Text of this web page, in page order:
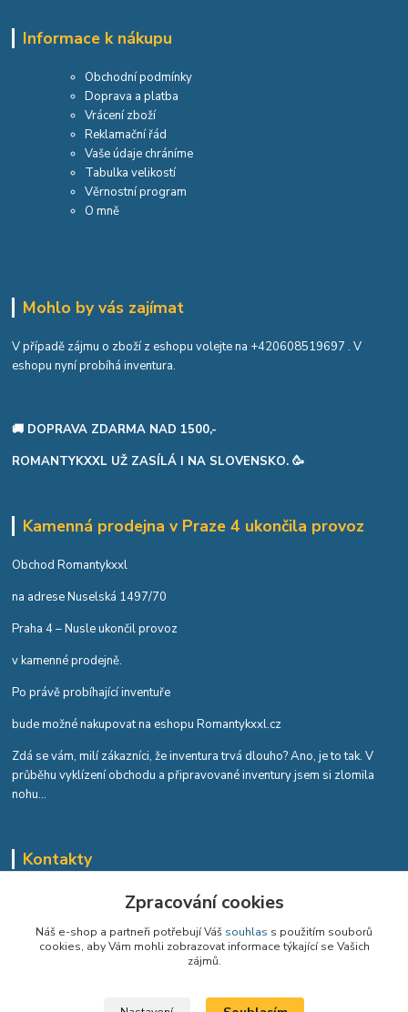
Informace k nákupu
Obchodní podmínky
Doprava a platba
Vrácení zboží
Reklamační řád
Vaše údaje chráníme
Tabulka velikostí
Věrnostní program
O mně
Mohlo by vás zajímat
V případě zájmu o zboží z eshopu volejte na +420608519697 . V
eshopu nyní probíhá inventura.
🚚 DOPRAVA ZDARMA NAD 1500,-
ROMANTYKXXL UŽ ZASÍLÁ I NA SLOVENSKO. 🥳
Kamenná prodejna v Praze 4 ukončila provoz
Obchod Romantykxxl
na adrese Nuselská 1497/70
Praha 4 – Nusle ukončil provoz
v kamenné prodejně.
Po právě probíhající inventuře
bude možné nakupovat na eshopu Romantykxxl.cz
Zdá se vám, milí zákazníci, že inventura trvá dlouho? Ano, je to tak. V
průběhu vyklízení obchodu a připravované inventury jsem si zlomila
nohu...
Kontakty
Romana Tykvová
+420 608 519 697
info@romantykxxl.cz
Zpracování cookies
Náš e-shop a partneři potřebují Váš souhlas s použitím souborů
cookies, aby Vám mohli zobrazovat informace týkající se Vašich
zájmů.